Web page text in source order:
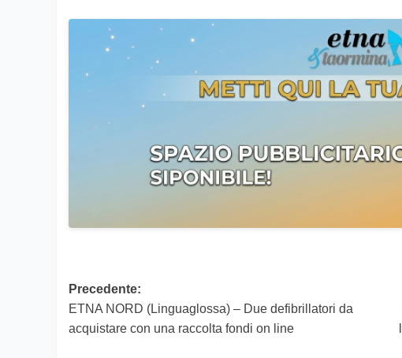
Navigazione
articolo
Precedente:
ETNA NORD (Linguaglossa) – Due defibrillatori da
acquistare con una raccolta fondi on line